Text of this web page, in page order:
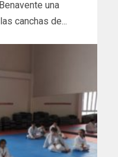
una
canchas de...